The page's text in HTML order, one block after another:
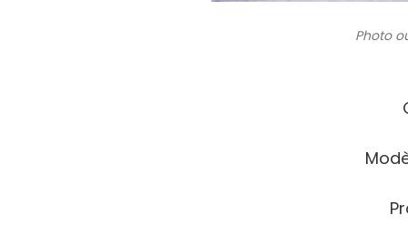
Photo